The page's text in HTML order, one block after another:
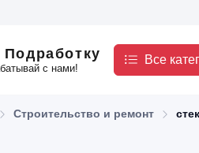
Подработку
с нами!
Все
Строительство и ремонт